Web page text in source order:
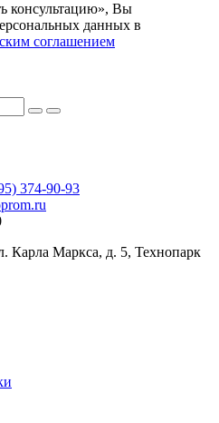
консультацию», Вы
данных в
соглашением
374-90-93
Карла Маркса, д. 5, Технопарк